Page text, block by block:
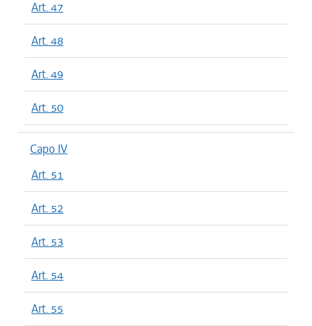
Art. 47
Art. 48
Art. 49
Art. 50
Capo IV
Art. 51
Art. 52
Art. 53
Art. 54
Art. 55